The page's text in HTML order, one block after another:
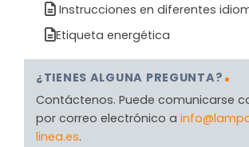
Instrucciones en diferentes
Etiqueta energética
¿TIENES ALGUNA PREGUNTA?
Contáctenos. Puede comunicarse
por correo electrónico a
linea.es.